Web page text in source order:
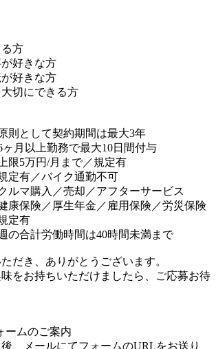
る方
が好きな方
が好きな方
大切にできる方
則として契約期間は最大3年
月以上勤務で最大10日間付与
5万円/月まで／規定有
有／バイク通勤不可
マ購入／売却／アフターサービス
康保険／厚生年金／雇用保険／労災保険
定有
の合計労働時間は40時間未満まで
だき、ありがとうございます。
をお持ちいただけましたら、ご応募お待
ームのご案内
、メールにてフォームのURLをお送り